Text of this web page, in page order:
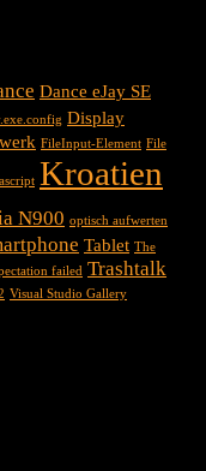
Dance eJay SE
Display
FileInput-Element File
Kroatien
N900 optisch aufwerten
Tablet The
failed Trashtalk
Visual Studio Gallery